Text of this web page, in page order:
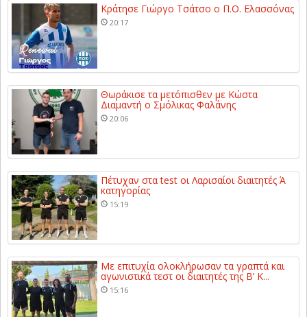
Κράτησε Γιώργο Τσάτσο ο Π.Ο. Ελασσόνας
20:17
Θωράκισε τα μετόπισθεν με Κώστα
Διαμαντή ο Σμόλικας Φαλάνης
20:06
Πέτυχαν στα test οι Λαρισαίοι διαιτητές Ά
κατηγορίας
15:19
Με επιτυχία ολοκλήρωσαν τα γραπτά και
αγωνιστικά τεστ οι διαιτητές της Β’ Κ...
15:16